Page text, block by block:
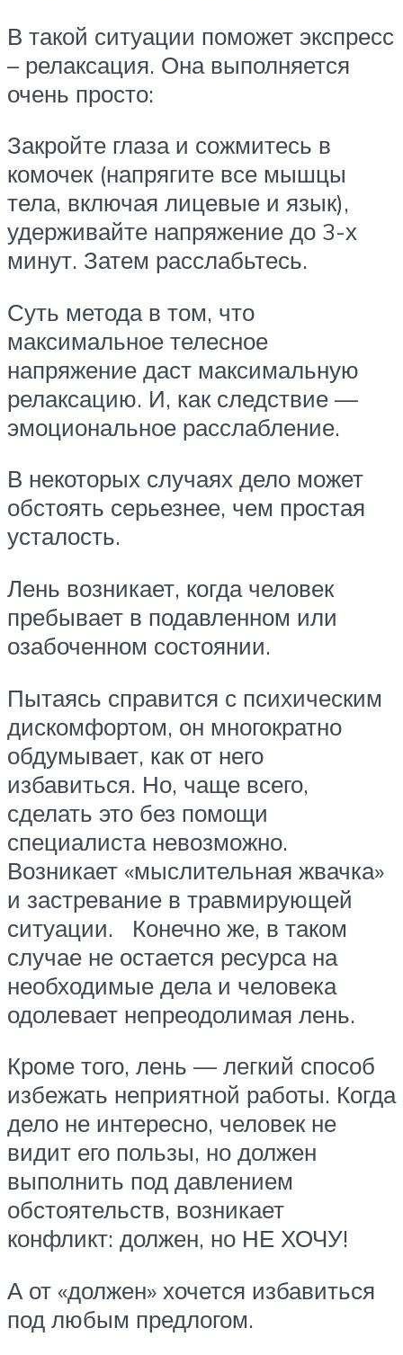
В такой ситуации поможет экспресс
– релаксация. Она выполняется
очень просто:
Закройте глаза и сожмитесь в
комочек (напрягите все мышцы
тела, включая лицевые и язык),
удерживайте напряжение до 3-х
минут. Затем расслабьтесь.
Суть метода в том, что
максимальное телесное
напряжение даст максимальную
релаксацию. И, как следствие —
эмоциональное расслабление.
В некоторых случаях дело может
обстоять серьезнее, чем простая
усталость.
Лень возникает, когда человек
пребывает в подавленном или
озабоченном состоянии.
Пытаясь справится с психическим
дискомфортом, он многократно
обдумывает, как от него
избавиться. Но, чаще всего,
сделать это без помощи
специалиста невозможно.
Возникает «мыслительная жвачка»
и застревание в травмирующей
ситуации. Конечно же, в таком
случае не остается ресурса на
необходимые дела и человека
одолевает непреодолимая лень.
Кроме того, лень — легкий способ
избежать неприятной работы. Когда
дело не интересно, человек не
видит его пользы, но должен
выполнить под давлением
обстоятельств, возникает
конфликт: должен, но НЕ ХОЧУ!
А от «должен» хочется избавиться
под любым предлогом.